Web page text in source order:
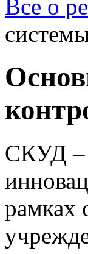
Все о
СКУД –
рамках